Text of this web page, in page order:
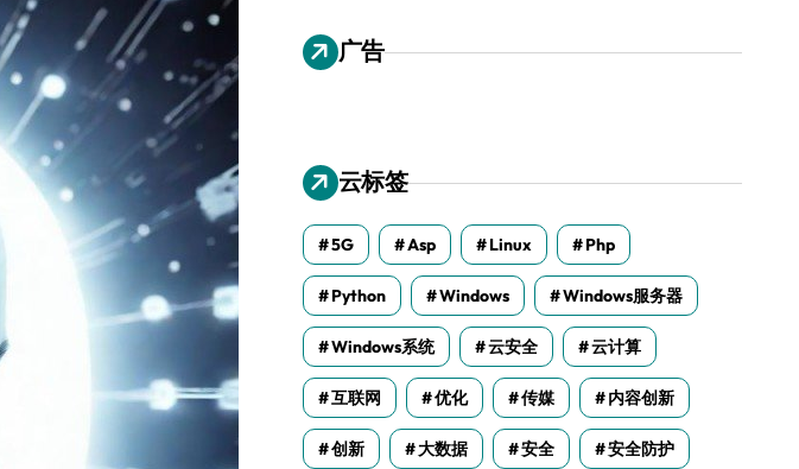
广告
云标签
5G Asp Linux Php
Python Windows Windows服务器
Windows系统 云安全 云计算
互联网 优化 传媒 内容创新
创新 大数据 安全 安全防护